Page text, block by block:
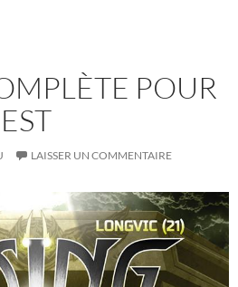
POUR
LAISSER UN COMMENTAIRE